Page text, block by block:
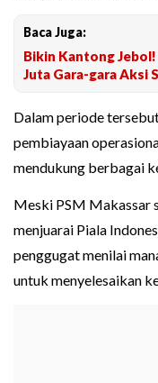
Baca Juga:
Bikin Kantong
Juta Gara-gara Aksi
Dalam periode
pembiayaan
mendukung berbagai
Meski PSM Makassar
menjuarai Piala
penggugat menilai
untuk menyelesaikan